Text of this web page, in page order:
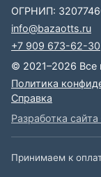
ОГРНИП:
info@bazaotts.ru
+7 909 673-62-30
© 2021–2026 Все
Политика
Справка
Разработка
Принимаем к